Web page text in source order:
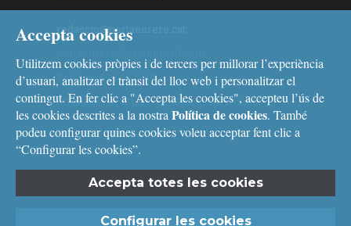
redaccio@portaenrere.cat
Telèfon: 626 26 19 93
Missatgeria: Whatsapp, Telegram i Signal
Avís legaliPolítica de cookies
Accepta cookies
Utilitzem cookies pròpies i de tercers per millorar l’experiència
d’usuari, analitzar el trànsit del lloc web i personalitzar el
contingut. En fer clic a "Accepta les cookies", accepteu l’ús de
les cookies descrites a la nostra Política de cookies. També
podeu configurar quines cookies voleu acceptar fent clic a
“Configurar les cookies”.
Accepta totes les cookies
Configurar les cookies